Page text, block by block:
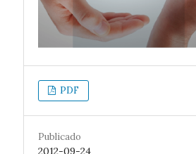
PDF
Publicado
2012-09-24